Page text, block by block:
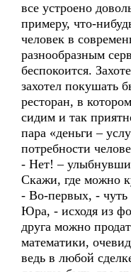
все устроено
примеру, что-
человек в
разнообразным
беспокоится.
захотел покушать
ресторан, в
сидим и так
пара «деньги –
потребности
- Нет! –
Скажи, где можно
- Во-первых, - чуть
Юра, - исходя из
друга можно
математики,
ведь в любой